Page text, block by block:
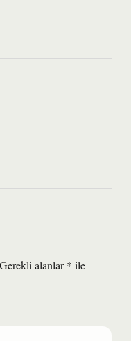
Gerekli alanlar* ile